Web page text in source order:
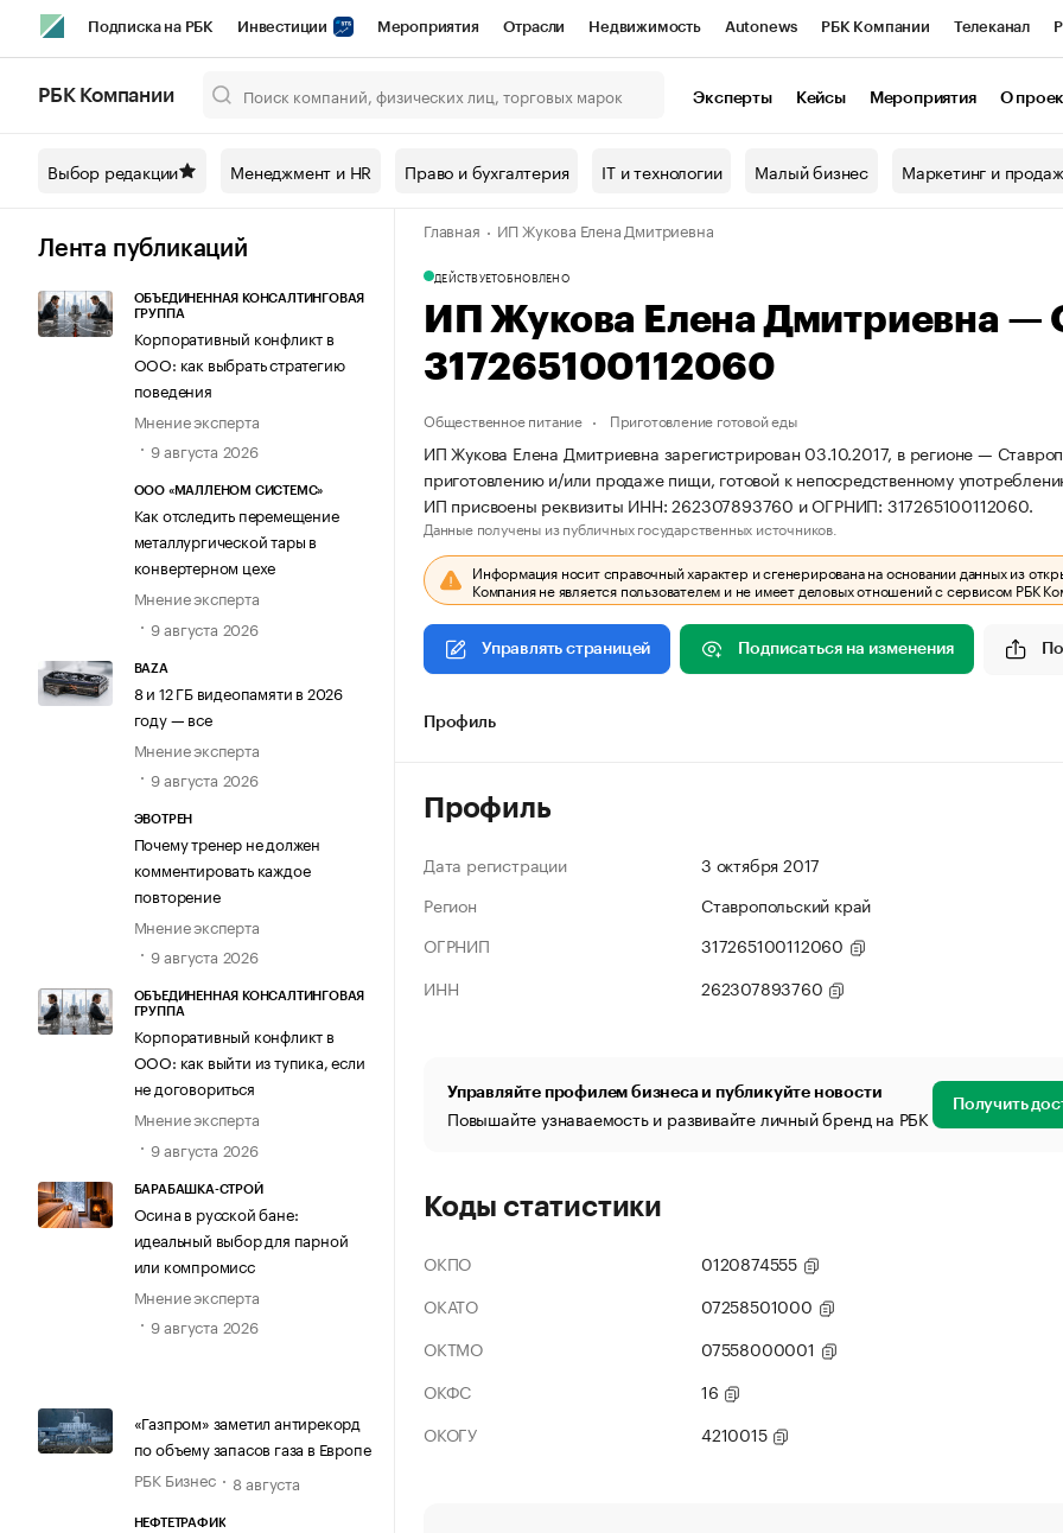
Подписка на РБК Инвестиции Мероприятия Отрасли Недвижимость Autonews РБК Компании Телеканал
Спецпроекты СПб Конференции СПб Спецпроекты Проверка контрагентов
Технологии и медиа Рынок наличной валюты
РБК Компании Эксперты Кейсы Мероприятия О
Выбор редакции Менеджмент и HR Право и бухгалтерия IT и технологии Малый бизнес Маркетинг и
Лента публикаций
ОБЪЕДИНЕННАЯ КОНСАЛТИНГОВАЯ
ГРУППА
Корпоративный конфликт в
ООО: как выбрать стратегию
поведения
Мнение эксперта
9 августа 2026
ООО «МАЛЛЕНОМ СИСТЕМС»
Как отследить перемещение
металлургической тары в
конвертерном цехе
Мнение эксперта
9 августа 2026
BAZA
8 и 12 ГБ видеопамяти в 2026
году — все
Мнение эксперта
9 августа 2026
ЭВОТРЕН
Почему тренер не должен
комментировать каждое
повторение
Мнение эксперта
9 августа 2026
ОБЪЕДИНЕННАЯ КОНСАЛТИНГОВАЯ
ГРУППА
Корпоративный конфликт в
ООО: как выйти из тупика, если
не договориться
Мнение эксперта
9 августа 2026
БАРАБАШКА-СТРОЙ
Осина в русской бане:
идеальный выбор для парной
или компромисс
Мнение эксперта
9 августа 2026
«Газпром» заметил антирекорд
по объему запасов газа в Европе
РБК Бизнес
8 августа
НЕФТЕТРАФИК
Главная ИП Жукова Елена Дмитриевна
ДЕЙСТВУЕТОБНОВЛЕНО
ИП Жукова Елена Дмитриевна
317265100112060
Общественное питание Приготовление готовой еды
ИП Жукова Елена Дмитриевна зарегистрирован 03.10.2017, в регионе —
приготовлению и/или продаже пищи, готовой к непосредственному
ИП присвоены реквизиты ИНН: 262307893760 и ОГРНИП: 317265100112060.
Данные получены из публичных государственных источников.
Информация носит справочный характер и сгенерирована на основании данных из
Компания не является пользователем и не имеет деловых отношений с сервисом РБК
Управлять страницей Подписаться на изменения
Профиль
Профиль
Дата регистрации
3 октября 2017
Регион
Ставропольский край
ОГРНИП
317265100112060
ИНН
262307893760
Управляйте профилем бизнеса и публикуйте новости
Повышайте узнаваемость и развивайте личный бренд на РБК Получить
Коды статистики
ОКПО
0120874555
ОКАТО
07258501000
ОКТМО
07558000001
ОКФС
16
ОКОГУ
4210015